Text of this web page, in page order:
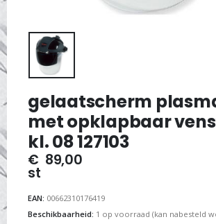
gelaatscherm
met opklapbaar
kl. 08 127103
€ 89,00
st
EAN: 00662310176419
Beschikbaarheid: 1 op voorraad (kan nabesteld